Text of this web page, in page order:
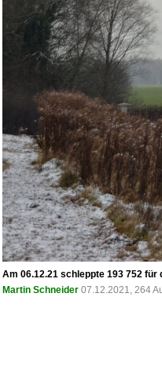
Am 06.12.21 schleppte 193 752
Martin Schneider 07.12.2021, 264